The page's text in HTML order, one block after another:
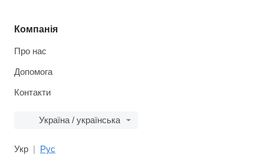
Компанія
Про нас
Допомога
Контакти
Україна / українська
Укр Рус